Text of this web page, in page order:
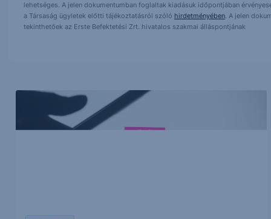
lehetséges. A jelen dokumentumban foglaltak kiadásuk időpontjában
a Társaság ügyletek előtti tájékoztatásról szóló hirdetményében. A jelen
tekinthetőek az Erste Befektetési Zrt. hivatalos szakmai álláspontjának